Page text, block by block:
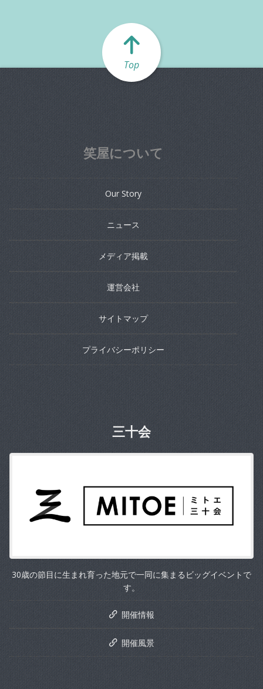
Top
笑屋について
Our Story
ニュース
メディア掲載
運営会社
サイトマップ
プライバシーポリシー
三十会
30歳の節目に生まれ育った地元で一同に集まるビッグイベントで
す。
開催情報
開催風景